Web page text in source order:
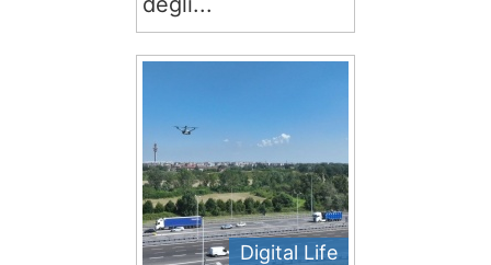
Digital Life